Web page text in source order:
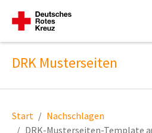
DRK Musterseiten
Start
Nachschlagen
DRK-Musterseiten-Template